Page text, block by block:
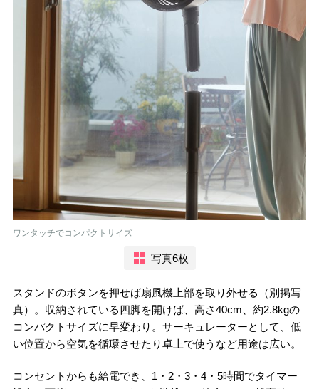
ワンタッチでコンパクトサイズ
写真6枚
スタンドのボタンを押せば扇風機上部を取り外せる（別掲写
真）。収納されている四脚を開けば、高さ40cm、約2.8kgの
コンパクトサイズに早変わり。サーキュレーターとして、低
い位置から空気を循環させたり卓上で使うなど用途は広い。
コンセントからも給電でき、1・2・3・4・5時間でタイマー